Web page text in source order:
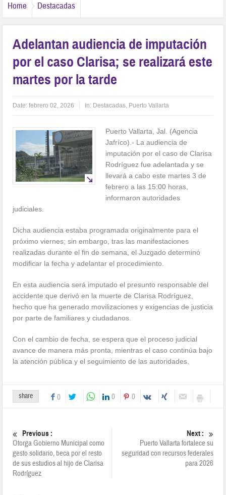
Home Destacadas
Adelantan audiencia de imputación
por el caso Clarisa; se realizará este
martes por la tarde
Date:febrero 02, 2026 in: Destacadas, Puerto Vallarta
Puerto Vallarta, Jal. (Agencia
Jafríco).- La audiencia de
imputación por el caso de Clarisa
Rodríguez fue adelantada y se
llevará a cabo este martes 3 de
febrero a las 15:00 horas,
informaron autoridades
judiciales.
Dicha audiencia estaba programada originalmente para el
próximo viernes; sin embargo, tras las manifestaciones
realizadas durante el fin de semana, el Juzgado determinó
modificar la fecha y adelantar el procedimiento.
En esta audiencia será imputado el presunto responsable del
accidente que derivó en la muerte de Clarisa Rodríguez,
hecho que ha generado movilizaciones y exigencias de justicia
por parte de familiares y ciudadanos.
Con el cambio de fecha, se espera que el proceso judicial
avance de manera más pronta, mientras el caso continúa bajo
la atención pública y el seguimiento de las autoridades.
share 0 0 0
Previous :
Otorga Gobierno Municipal como
gesto solidario, beca por el resto
de sus estudios al hijo de Clarisa
Rodríguez
Next :
Puerto Vallarta fortalece su
seguridad con recursos federales
para 2026